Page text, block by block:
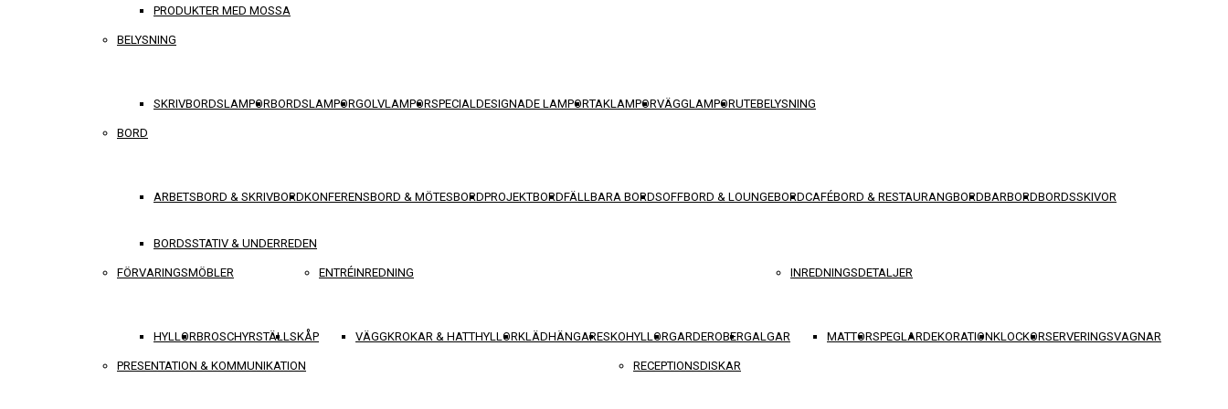
PRODUKTER MED MOSSA
BELYSNING
SKRIVBORDSLAMPORBORDSLAMPORGOLVLAMPORSPECIALDESIGNADE LAMPORTAKLAMPORVÄGGLAMPORUTEBELYSNING
BORD
ARBETSBORD & SKRIVBORDKONFERENSBORD & MÖTESBORDPROJEKTBORDFÄLLBARA BORDSOFFBORD & LOUNGEBORDCAFÉBORD & RESTAURANGBORDBARBORDBORDSSKIVOR
BORDSSTATIV & UNDERREDEN
FÖRVARINGSMÖBLER
HYLLORBROSCHYRSTÄLLSKÅP
ENTRÉINREDNING
VÄGGKROKAR & HATTHYLLORKLÄDHÄNGARESKOHYLLORGARDEROBERGALGAR
INREDNINGSDETALJER
MATTORSPEGLARDEKORATIONKLOCKORSERVERINGSVAGNAR
PRESENTATION & KOMMUNIKATION RECEPTIONSDISKAR